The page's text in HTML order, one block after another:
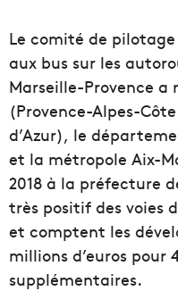
Le comité de pilotage
aux bus sur les
Marseille-Provence a
(Provence-Alpes-Côte
d’Azur), le
et la métropole Aix-
2018 à la préfecture
très positif des voies
et comptent les
millions d’euros pour
supplémentaires.